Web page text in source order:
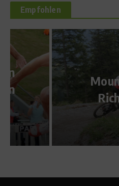
Empfohlen
Richtig
Richtig
8. April